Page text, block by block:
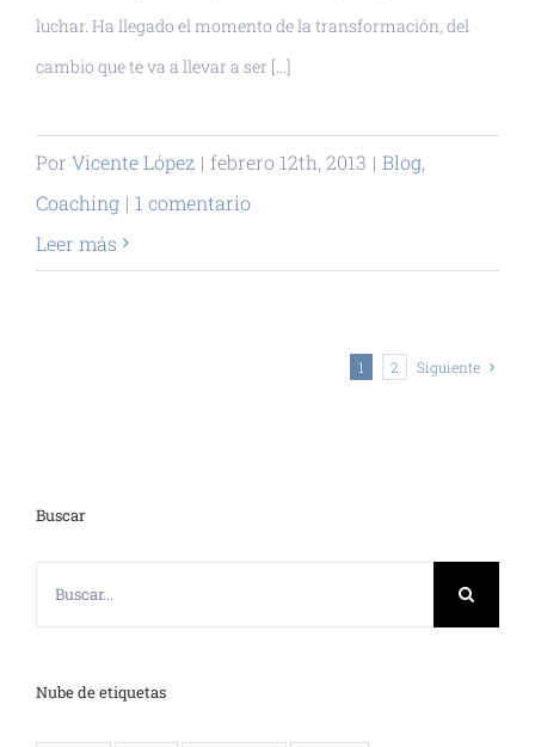
luchar. Ha llegado el momento de la transformación, del
cambio que te va a llevar a ser [...]
Por Vicente López | febrero 12th, 2013 | Blog,
Coaching | 1 comentario
Leer más
1 2 Siguiente
Buscar
Nube de etiquetas